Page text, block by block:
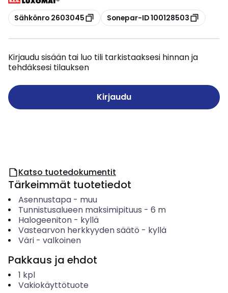
Kopioi
Sähkönro 2603045 Kopioi
Sonepar-ID 100128503
Kirjaudu sisään tai luo tili tarkistaaksesi hinnan ja
tehdäksesi tilauksen
Kirjaudu
Katso tuotedokumentit
Tärkeimmät tuotetiedot
Asennustapa- muu
Tunnistusalueen maksimipituus - 6 m
Halogeeniton- kyllä
Vastearvon herkkyyden säätö - kyllä
Väri- valkoinen
Pakkaus ja ehdot
1 kpl
Vakiokäyttötuote